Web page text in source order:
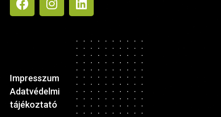
Impresszum
Adatvédelmi
tájékoztató